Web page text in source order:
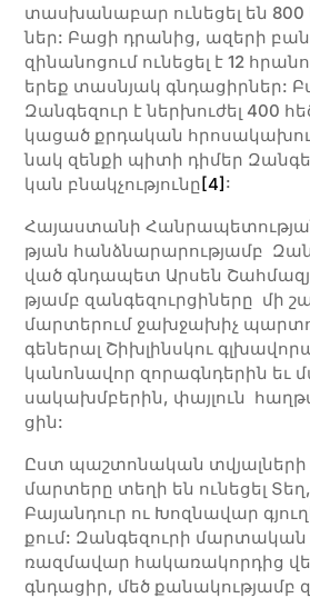
տաս­խա­նա­բար ու­նե­ցել են 800
ներ: Բա­ցի դրա­նից, ա­զե­րի
զինանոցում ու­նե­ցել է 12
երեք տաս­նյակ գնդա­ցիր­ներ:
Զան­գե­զուր է ներ­խու­ժել 400
կա­ցած քրդա­կան
նակ զեն­քի պի­տի դի­մեր
կան բնակ­չու­թյու­նը[4]:
Հա­յաս­տա­նի
թյան հանձ­նա­րա­րու­թյամբ
ված գնդա­պետ Ար­սեն
թյամբ զան­գե­զուր­ցի­նե­րը մի
մար­տե­րում ջախ­ջա­խիչ
գե­նե­րալ Շիխ­լինս­կու
կա­նո­նա­վոր զո­րագն­դե­րին եւ
սա­կախմ­բե­րին, փայ­լուն
ցին:
Ըստ պաշտոնական տվյալների
մարտերը տեղի են ունեցել
Բայանդուր ու Խոզնավար
քում: Զանգեզուրի մարտական
ռազմավար հակառակորդից
գնդացիր, մեծ քանակությամբ